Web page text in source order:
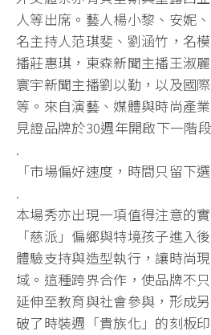
人等出席。藝人楊小黎、安妮
名主持人范琪斐、劉涵竹，名
播莊惠琪，東森新聞主播王淑
寰宇新聞主播劉以勤，以及國
等。來自演藝、媒體與時尚產
見證品牌於30週年開啟下一階
.
「市場偏好速度，時間只留下選
.
本場秀亦出現一項值得注意的
「慈派」偏鄉與特境孩子進入
體驗支持與造型執行，讓時尚
域。這種跨界合作，使品牌不
延伸至教育與社會參與，形成
破了時裝週「貴族化」的刻板